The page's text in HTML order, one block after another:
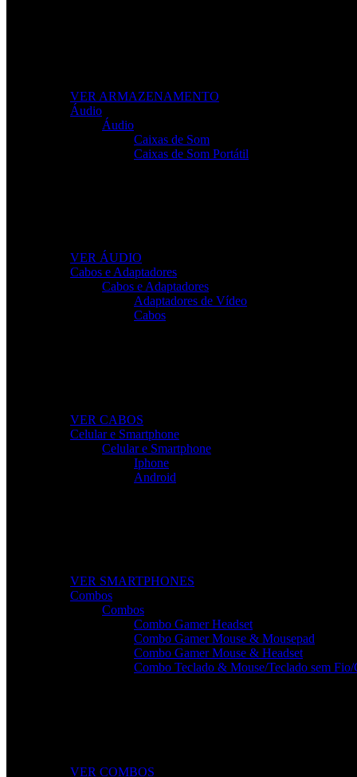
VER ARMAZENAMENTO
Áudio
Áudio
Caixas de Som
Caixas de Som Portátil
VER ÁUDIO
Cabos e Adaptadores
Cabos e Adaptadores
Adaptadores de Vídeo
Cabos
VER CABOS
Celular e Smartphone
Celular e Smartphone
Iphone
Android
VER SMARTPHONES
Combos
Combos
Combo Gamer Headset
Combo Gamer Mouse & Mousepad
Combo Gamer Mouse & Headset
Combo Teclado & Mouse/Teclado sem
VER COMBOS